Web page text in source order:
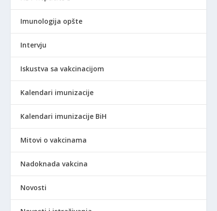
Imunologija opšte
Intervju
Iskustva sa vakcinacijom
Kalendari imunizacije
Kalendari imunizacije BiH
Mitovi o vakcinama
Nadoknada vakcina
Novosti